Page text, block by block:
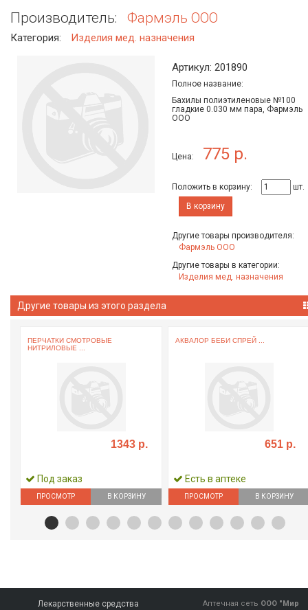
Производитель: Фармэль ООО
Категория: Изделия мед. назначения
Артикул: 201890
Полное название:
Бахилы полиэтиленовые №100
гладкие 0.030 мм пара, Фармэль
ООО
Цена: 775 р.
Положить в корзину:
шт.
В корзину
Другие товары производителя:
Фармэль ООО
Другие товары в категории:
Изделия мед. назначения
Другие товары из этого раздела
ПЕРЧАТКИ СМОТРОВЫЕ
НИТРИЛОВЫЕ ...
1343 р.
Под заказ
ПРОСМОТР В КОРЗИНУ
АКВАЛОР БЕБИ СПРЕЙ ...
651 р.
Есть в аптеке
ПРОСМОТР В КОРЗИНУ
Лекарственные средства Аптечная сеть ООО "Мир